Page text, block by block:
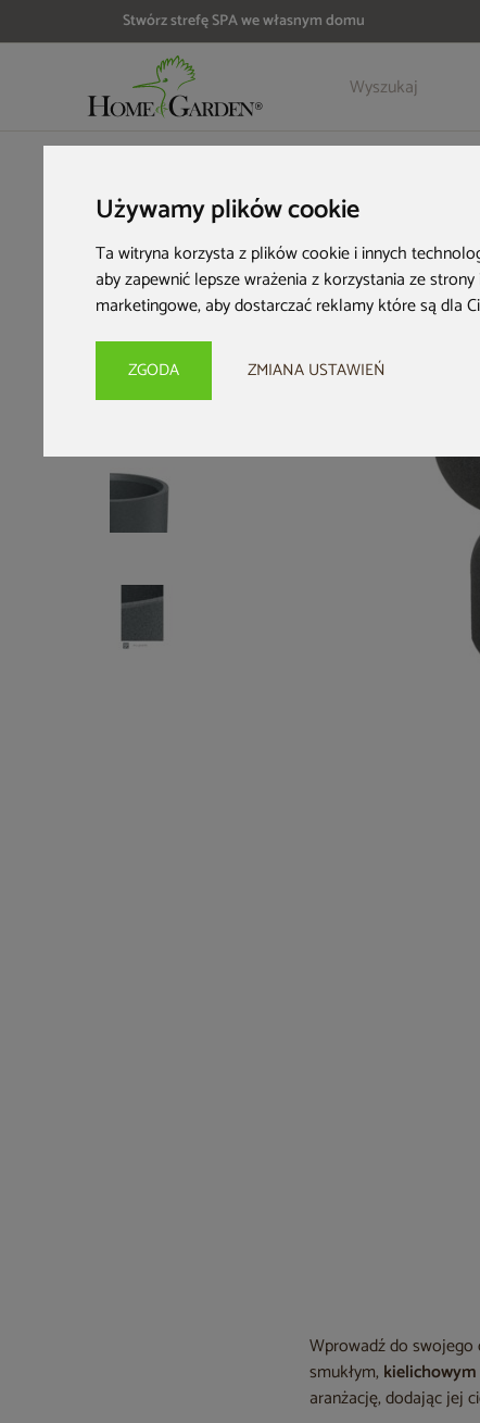
Używamy plików cookie
Ta witryna korzysta z plików cookie i innych
aby zapewnić lepsze wrażenia z korzystania ze
marketingowe,aby dostarczać reklamy które są dla
ZGODA ZMIANA USTAWIEŃ
Stwórz strefę SPA we własnym domu
Szczegóły Opinie
Wprowadź do
smukłym,
aranżację, dodając jej